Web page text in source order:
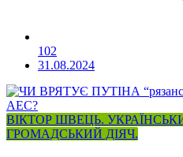
102
31.08.2024
ВІКТОР ШВЕЦЬ.
ГРОМАДСЬКИЙ ДІЯЧ.